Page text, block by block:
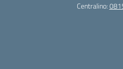
Centralino: